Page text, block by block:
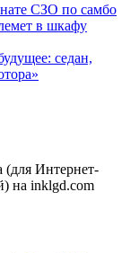
СЗО по самбо
в шкафу
седан,
Интернет-
на inklgd.com